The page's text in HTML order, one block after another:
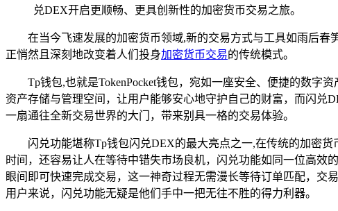
兑DEX开启更顺畅、更具创新性的加密货币交易之旅。
在当今飞速发展的加密货币领域,新的交易方式与工具如雨后春
正悄然且深刻地改变着人们投身加密货币交易的传统模式。
Tp钱包,也就是TokenPocket钱包，宛如一座安全、便捷的数字
资产存储与管理空间，让用户能够安心地守护自己的财富，而闪兑
一扇通往全新交易世界的大门，带来别具一格的交易体验。
闪兑功能堪称Tp钱包闪兑DEX的最大亮点之一,在传统的加密
时间，还容易让人在等待中错失市场良机，闪兑功能如同一位高效
眼间即可快速完成交易，这一神奇过程无需漫长等待订单匹配，交
用户来说，闪兑功能无疑是他们手中一把无往不胜的得力利器。